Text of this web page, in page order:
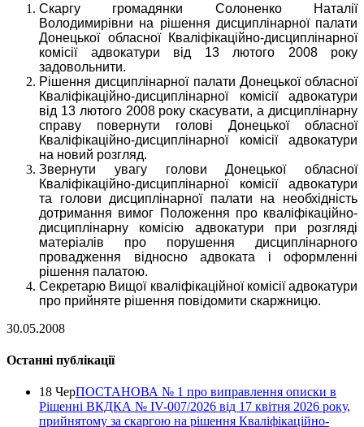
Скаргу громадянки Солоненко Наталії
Володимирівни на рішення дисциплінарної палати
Донецької обласної Кваліфікаційно-дисциплінарної
комісії адвокатури від 13 лютого 2008 року
задовольнити.
Рішення дисциплінарної палати Донецької обласної
Кваліфікаційно-дисциплінарної комісії адвокатури
від 13 лютого 2008 року скасувати, а дисциплінарну
справу повернути голові Донецької обласної
Кваліфікаційно-дисциплінарної комісії адвокатури
на новий розгляд.
Звернути увагу голови Донецької обласної
Кваліфікаційно-дисциплінарної комісії адвокатури
та голови дисциплінарної палати на необхідність
дотримання вимог Положення про кваліфікаційно-
дисциплінарну комісію адвокатури при розгляді
матеріалів про порушення дисциплінарного
провадження відносно адвоката і оформленні
рішення палатою.
Секретарю Вищої кваліфікаційної комісії адвокатури
про прийняте рішення повідомити скаржницю.
30.05.2008
Останні публікації
18 ЧерПОСТАНОВА № 1 про виправлення описки в
Рішенні ВКДКА № IV-007/2026 від 17 квітня 2026 року,
прийнятому за скаргою на рішення Кваліфікаційно-